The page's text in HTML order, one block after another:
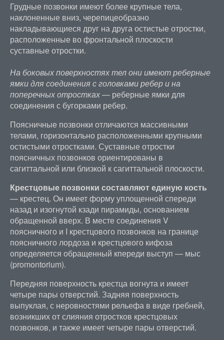
Грудные позвонки имеют более крупные тела,
наклоненные вниз, черепицеобразно
накладывающиеся друг на друга остистые отростки,
расположенные во фронтальной плоскости
суставные отростки.
На боковых поверхностях тел они имеют реберные
ямки для соединения с головками ребер и на
поперечных отростках— реберные ямки для
соединения с бугорками ребер.
Поясничные позвонки отличаются массивными
телами, горизонтально расположенными крупными
остистыми отростками. Суставные отростки
поясничных позвонков ориентированы в
сагиттальной или близкой к сагиттальной плоскости.
Крестцовые позвонки составляют единую кость
— крестец. Он имеет форму уплощенной спереди
назад и изогнутой кзади пирамиды, основанием
обращенной вверх. В месте соединения V
поясничного и I крестцового позвонков на границе
поясничного лордоза и крестцового кифоза
определяется обращенный кпереди выступ — мыс
(promontorium).
Передняя поверхность крестца вогнута и имеет
четыре пары отверстий. Задняя поверхность
выпуклая, с неровностями рельефа в виде гребней,
возникших от слияния отростков крестцовых
позвонков, и также имеет четыре пары отверстий.